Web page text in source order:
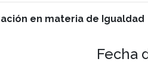
en materia de Igualdad
Fecha